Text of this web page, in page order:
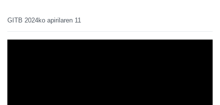
GITB 2024ko apirilaren 11